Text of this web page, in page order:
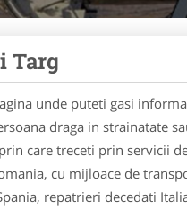
Targ
unde puteti gasi
draga in strainatate
care treceti prin servicii
cu mijloace de
repatrieri decedati